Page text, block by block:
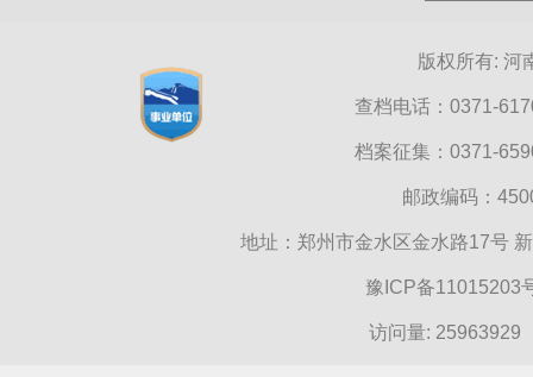
版权所有: 河
查档电话：0371-
档案征集：0371-
邮政编码：
地址：郑州市金水区金水路17号
豫ICP备11015203
访问量: 25963929